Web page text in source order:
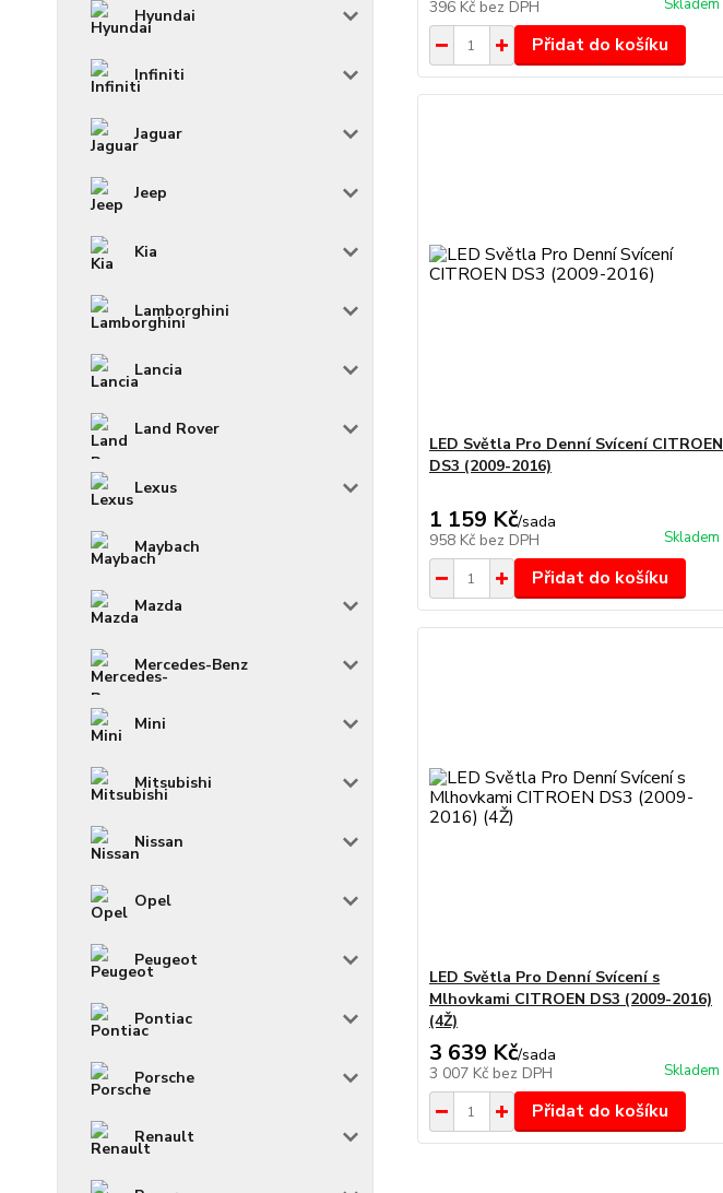
Hyundai
Infiniti
Jaguar
Jeep
Kia
Lamborghini
Lancia
Land Rover
Lexus
Maybach
Mazda
Mercedes-Benz
Mini
Mitsubishi
Nissan
Opel
Peugeot
Pontiac
Porsche
Renault
396 Kč bez DPH Skladem
Přidat do košíku
LED Světla Pro Denní Svícení CITROEN
DS3 (2009-2016)
1 159 Kč/sada
958 Kč bez DPH Skladem
Přidat do košíku
LED Světla Pro Denní Svícení s
Mlhovkami CITROEN DS3 (2009-2016)
(4Ž)
3 639 Kč/sada
3 007 Kč bez DPH Skladem
Přidat do košíku